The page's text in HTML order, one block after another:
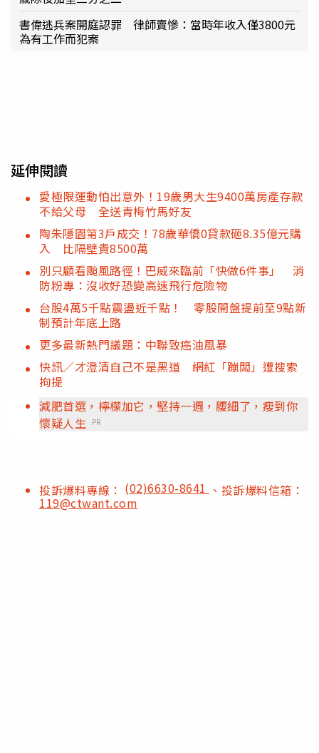
書偉逃兵案開庭認罪 律師賣慘：當時年收入僅3800元
為有工作而犯案
延伸閱讀
愛極限運動怕出意外！19歲男大生9400萬房產存款
不給父母 全送青梅竹馬好友
陶朱隱園第3戶成交！78歲華僑0貸款砸8.35億元購
入 比隔壁貴8500萬
別只顧看颱風路徑！巴威來臨前「快做6件事」 消
防粉專：沒收好恐變高速飛行危險物
台股4萬5千點震盪近千點！ 零股開盤提前至9點新
制預計年底上路
更多最新熱門議題：中聯致癌油風暴
快訊／才澄清自己不是黑道 網紅「蹦闆」遭搜索
拘提
減肥首選，檸檬加它，堅持一週，腰細了，瘦到你
懷疑人生 PR
投訴爆料專線： (02)6630-8641 、投訴爆料信箱：
119@ctwant.com